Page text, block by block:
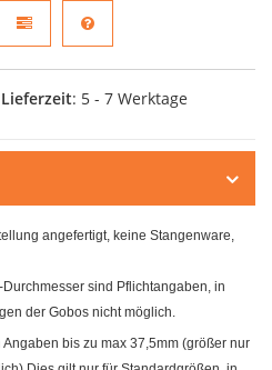
Lieferzeit: 5 - 7 Werktage
angefertigt, keine Stangenware,
sind Pflichtangaben, in
der Gobos nicht möglich.
bis zu max 37,5mm (größer nur